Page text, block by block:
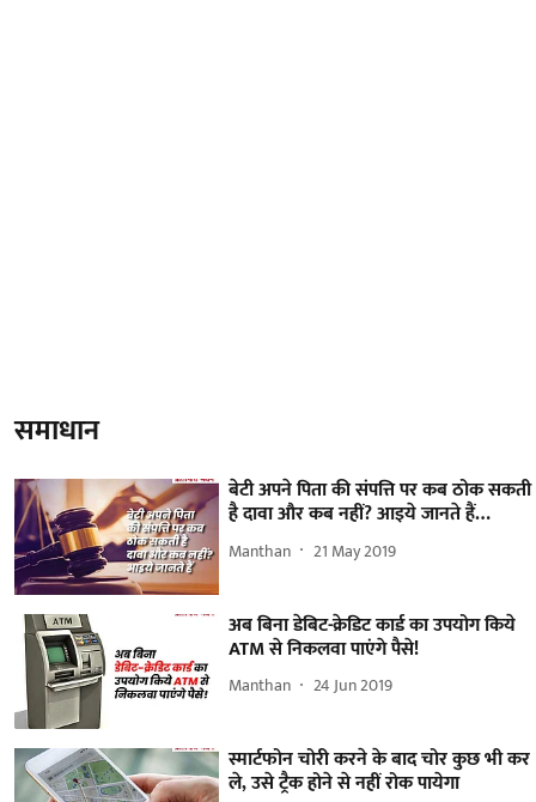
समाधान
बेटी अपने पिता की संपत्ति पर कब ठोक सकती
है दावा और कब नहीं? आइये जानते हैं…
Manthan 21 May 2019
अब बिना डेबिट-क्रेडिट कार्ड का उपयोग किये
ATM से निकलवा पाएंगे पैसे!
Manthan 24 Jun 2019
स्मार्टफोन चोरी करने के बाद चोर कुछ भी कर
ले, उसे ट्रैक होने से नहीं रोक पायेगा